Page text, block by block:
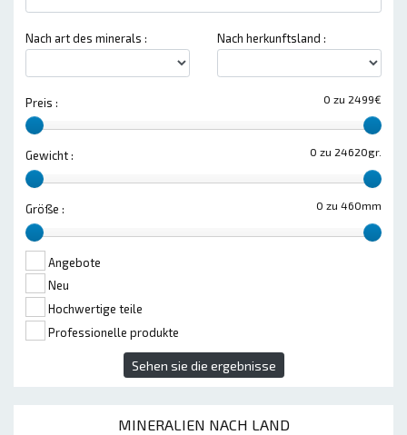
Nach art des minerals : Nach herkunftsland :
0 zu 2499€
Preis :
0 zu 24620gr.
Gewicht :
0 zu 460mm
Größe :
Angebote
Neu
Hochwertige teile
Professionelle produkte
Sehen sie die ergebnisse
MINERALIEN NACH LAND